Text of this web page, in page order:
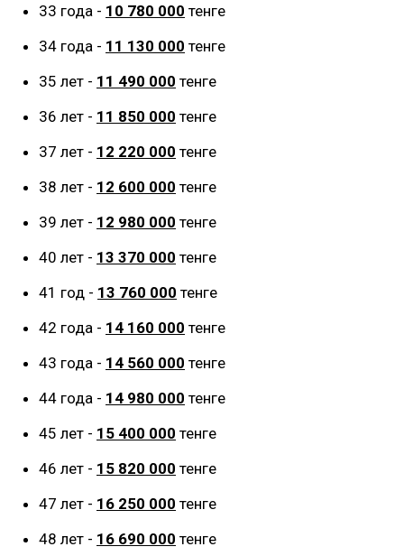
33 года - 10 780 000 тенге
34 года - 11 130 000 тенге
35 лет - 11 490 000 тенге
36 лет - 11 850 000 тенге
37 лет - 12 220 000 тенге
38 лет - 12 600 000 тенге
39 лет - 12 980 000 тенге
40 лет - 13 370 000 тенге
41 год - 13 760 000 тенге
42 года - 14 160 000 тенге
43 года - 14 560 000 тенге
44 года - 14 980 000 тенге
45 лет - 15 400 000 тенге
46 лет - 15 820 000 тенге
47 лет - 16 250 000 тенге
48 лет - 16 690 000 тенге